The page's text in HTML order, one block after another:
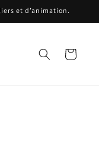
et d’animation.
Panier